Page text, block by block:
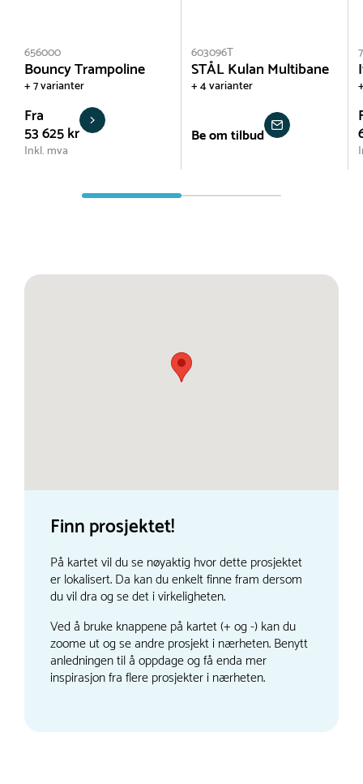
656000
Bouncy Trampoline
+ 7 varianter
Fra
53 625 kr
Inkl. mva
603096T
STÅL Kulan Multibane
+ 4 varianter
Be om tilbud
Finn prosjektet!
På kartet vil du se nøyaktig hvor dette prosjektet
er lokalisert. Da kan du enkelt finne fram dersom
du vil dra og se det i virkeligheten.
Ved å bruke knappene på kartet (+ og -) kan du
zoome ut og se andre prosjekt i nærheten. Benytt
anledningen til å oppdage og få enda mer
inspirasjon fra flere prosjekter i nærheten.